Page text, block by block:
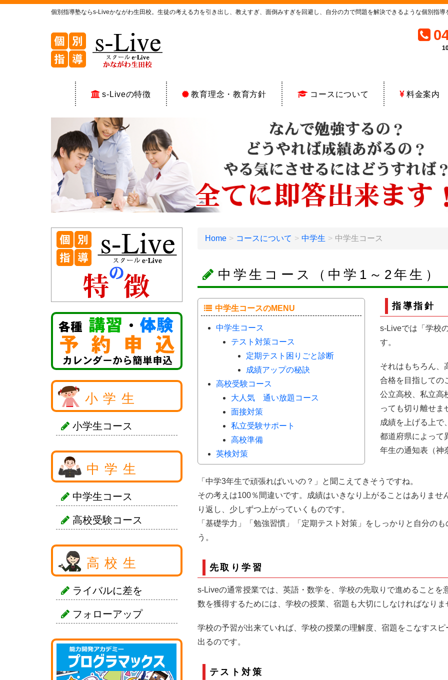
個別指導塾ならs-Liveかながわ生田校。生徒の考える力を引き出し、教えすぎ、面倒みすぎを回避し、自分の力で問題を解決できるような個別指導
s-Liveの特徴 教育理念・教育方針 コースについて 料金案内
Home コースについて 中学生 中学生コース
中学生コース（中学1～2年生）
中学生コースのMENU
中学生コース
テスト対策コース
定期テスト困りごと診断
成績アップの秘訣
高校受験コース
大人気 通い放題コース
面接対策
私立受験サポート
高校準備
英検対策
指導指針
s-Liveでは「学校
す。
それはもちろん、
合格を目指しての
公立高校、私立高
っても切り離せま
成績を上げる上で
都道府県によって
年生の通知表（神
「中学3年生で頑張ればいいの？」と聞こえてきそうですね。
その考えは100％間違いです。成績はいきなり上がることはありま
り返し、少しずつ上がっていくものです。
「基礎学力」「勉強習慣」「定期テスト対策」をしっかりと自分の
う。
先取り学習
s-Liveの通常授業では、英語・数学を、学校の先取りで進めること
数を獲得するためには、学校の授業、宿題も大切にしなければなりま
学校の予習が出来ていれば、学校の授業の理解度、宿題をこなすス
出るのです。
テスト対策
小学生
小学生コース
中学生
中学生コース
高校受験コース
高校生
ライバルに差を
フォローアップ